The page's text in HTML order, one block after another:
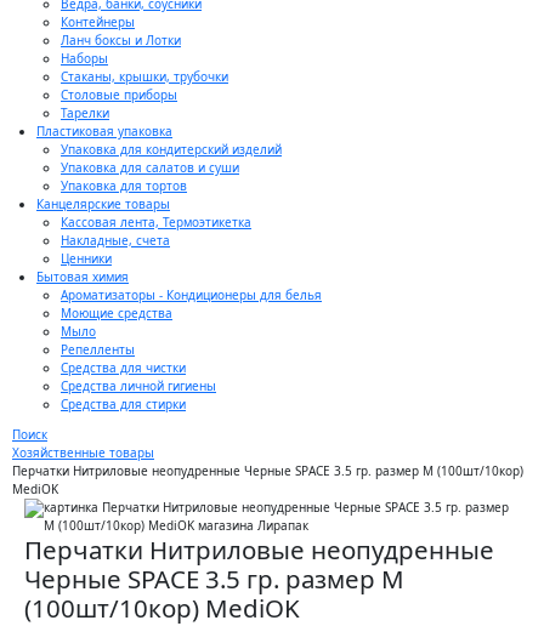
Ведра, банки, соусники
Контейнеры
Ланч боксы и Лотки
Наборы
Стаканы, крышки, трубочки
Столовые приборы
Тарелки
Пластиковая упаковка
Упаковка для кондитерский изделий
Упаковка для салатов и суши
Упаковка для тортов
Канцелярские товары
Кассовая лента, Термоэтикетка
Накладные, счета
Ценники
Бытовая химия
Ароматизаторы - Кондиционеры для белья
Моющие средства
Мыло
Репелленты
Средства для чистки
Средства личной гигиены
Средства для стирки
Поиск
Хозяйственные товары
Перчатки Нитриловые неопудренные Черные SPACE 3.5 гр. размер M (100шт/10кор)
MediOK
Перчатки Нитриловые неопудренные
Черные SPACE 3.5 гр. размер M
(100шт/10кор) MediOK